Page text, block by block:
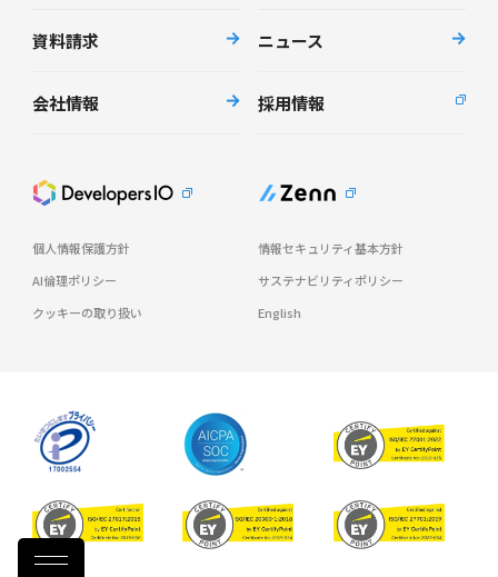
資料請求 ニュース
会社情報 採用情報
個人情報保護方針
情報セキュリティ基本方針
AI倫理ポリシー
サステナビリティポリシー
クッキーの取り扱い
English